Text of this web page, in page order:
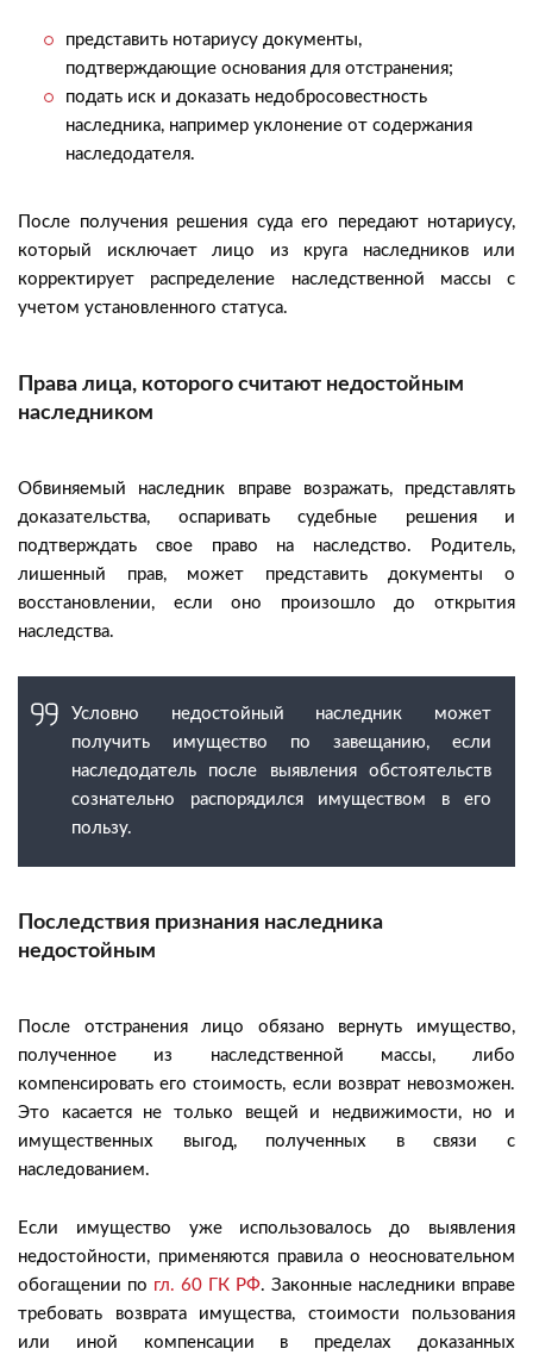
представить нотариусу документы,
подтверждающие основания для отстранения;
подать иск и доказать недобросовестность
наследника, например уклонение от содержания
наследодателя.
После получения решения суда его передают нотариусу,
который исключает лицо из круга наследников или
корректирует распределение наследственной массы с
учетом установленного статуса.
Права лица, которого считают недостойным
наследником
Обвиняемый наследник вправе возражать, представлять
доказательства, оспаривать судебные решения и
подтверждать свое право на наследство. Родитель,
лишенный прав, может представить документы о
восстановлении, если оно произошло до открытия
наследства.
Условно недостойный наследник может
получить имущество по завещанию, если
наследодатель после выявления обстоятельств
сознательно распорядился имуществом в его
пользу.
Последствия признания наследника
недостойным
После отстранения лицо обязано вернуть имущество,
полученное из наследственной массы, либо
компенсировать его стоимость, если возврат невозможен.
Это касается не только вещей и недвижимости, но и
имущественных выгод, полученных в связи с
наследованием.
Если имущество уже использовалось до выявления
недостойности, применяются правила о неосновательном
обогащении по гл. 60 ГК РФ. Законные наследники вправе
требовать возврата имущества, стоимости пользования
или иной компенсации в пределах доказанных